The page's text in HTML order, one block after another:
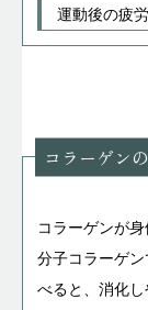
運動後の疲
コラーゲン
コラーゲンが
分子コラーゲ
べると、消化